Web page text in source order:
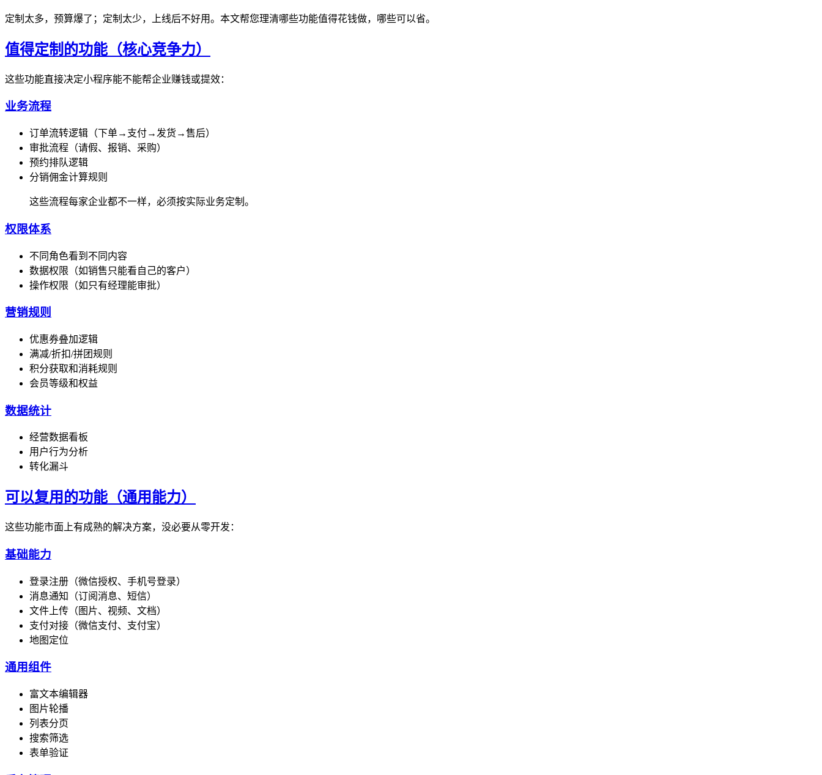
定制太多，预算爆了；定制太少，上线后不好用。本文帮您理清哪些功能值得花钱做，哪些可以省。
值得定制的功能（核心竞争力）
这些功能直接决定小程序能不能帮企业赚钱或提效：
业务流程
订单流转逻辑（下单→支付→发货→售后）
审批流程（请假、报销、采购）
预约排队逻辑
分销佣金计算规则
这些流程每家企业都不一样，必须按实际业务定制。
权限体系
不同角色看到不同内容
数据权限（如销售只能看自己的客户）
操作权限（如只有经理能审批）
营销规则
优惠券叠加逻辑
满减/折扣/拼团规则
积分获取和消耗规则
会员等级和权益
数据统计
经营数据看板
用户行为分析
转化漏斗
可以复用的功能（通用能力）
这些功能市面上有成熟的解决方案，没必要从零开发：
基础能力
登录注册（微信授权、手机号登录）
消息通知（订阅消息、短信）
文件上传（图片、视频、文档）
支付对接（微信支付、支付宝）
地图定位
通用组件
富文本编辑器
图片轮播
列表分页
搜索筛选
表单验证